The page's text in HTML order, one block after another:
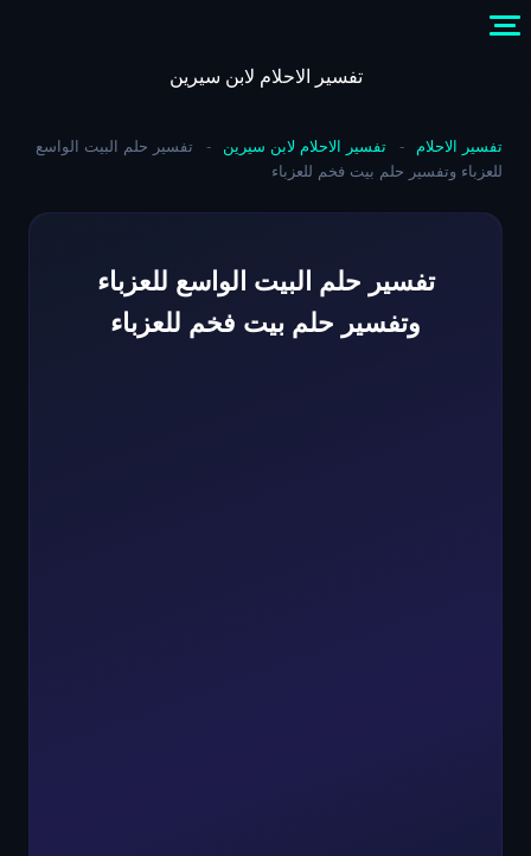
content
تفسير الاحلام لابن سيرين
تفسير الاحلام - تفسير الاحلام لابن سيرين -
تفسير حلم البيت الواسع
للعزباء وتفسير حلم بيت فخم للعزباء
تفسير حلم البيت الواسع للعزباء
وتفسير حلم بيت فخم للعزباء